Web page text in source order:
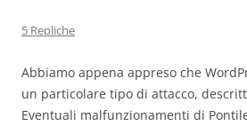
5 Repliche
Abbiamo appena appreso che
un particolare tipo di attacco,
Eventuali malfunzionamenti di